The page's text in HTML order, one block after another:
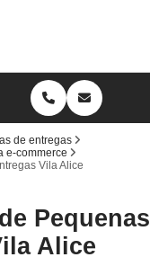
de entregas
e-commerce
Vila Alice
Pequenas
Alice